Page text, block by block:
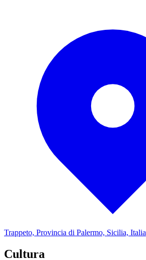
Trappeto, Provincia di Palermo, Sicilia, Italia
Cultura